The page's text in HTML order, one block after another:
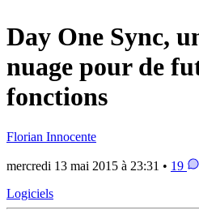
Day One Sync,
nuage pour de
fonctions
Florian Innocente
mercredi 13 mai 2015 à 23:31 • 19
Logiciels